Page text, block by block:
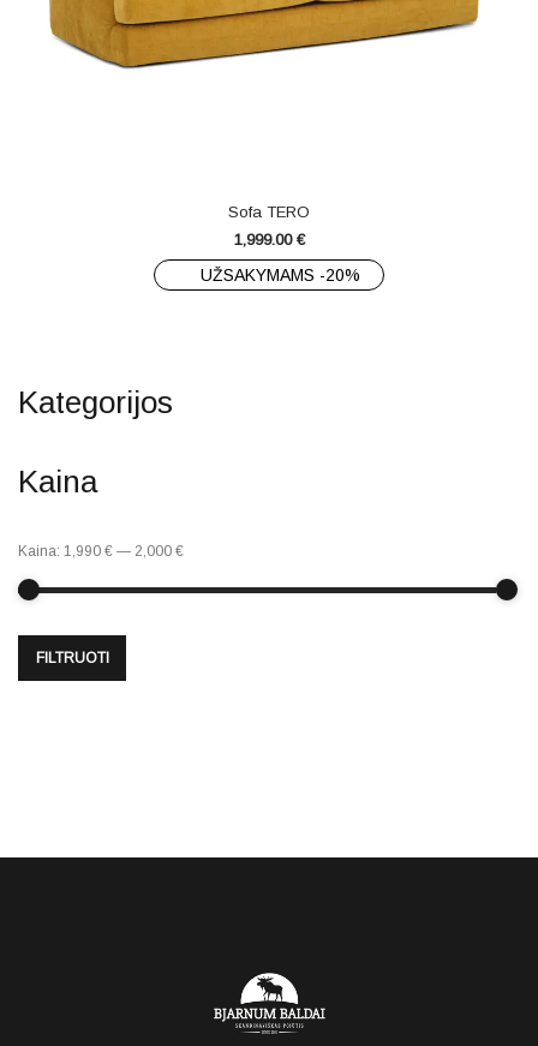
Sofa TERO
1,999.00 €
UŽSAKYMAMS -20%
Kategorijos
Kaina
FILTRUOTI
Kaina: 1,990 € — 2,000 €